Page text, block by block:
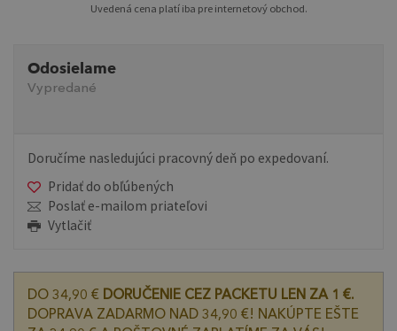
Uvedená cena platí iba pre internetový obchod.
Odosielame
Vypredané
Doručíme nasledujúci pracovný deň po expedovaní.
Pridať do obľúbených
Poslať e-mailom priateľovi
Vytlačiť
DO 34,90 € DORUČENIE CEZ PACKETU LEN ZA 1 €.
DOPRAVA ZADARMO NAD 34,90 €! NAKÚPTE EŠTE